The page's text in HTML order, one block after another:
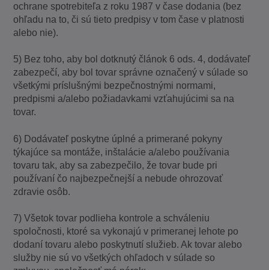
ochrane spotrebiteľa z roku 1987 v čase dodania (bez
ohľadu na to, či sú tieto predpisy v tom čase v platnosti
alebo nie).
5) Bez toho, aby bol dotknutý článok 6 ods. 4, dodávateľ
zabezpečí, aby bol tovar správne označený v súlade so
všetkými príslušnými bezpečnostnými normami,
predpismi a/alebo požiadavkami vzťahujúcimi sa na
tovar.
6) Dodávateľ poskytne úplné a primerané pokyny
týkajúce sa montáže, inštalácie a/alebo používania
tovaru tak, aby sa zabezpečilo, že tovar bude pri
používaní čo najbezpečnejší a nebude ohrozovať
zdravie osôb.
7) Všetok tovar podlieha kontrole a schváleniu
spoločnosti, ktoré sa vykonajú v primeranej lehote po
dodaní tovaru alebo poskytnutí služieb. Ak tovar alebo
služby nie sú vo všetkých ohľadoch v súlade so